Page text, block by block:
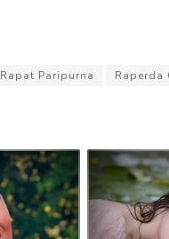
Rapat Paripurna Raperda